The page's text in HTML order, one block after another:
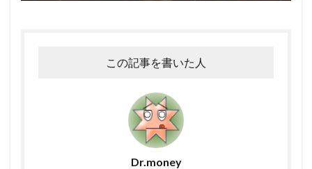
この記事を書いた人
Dr.money